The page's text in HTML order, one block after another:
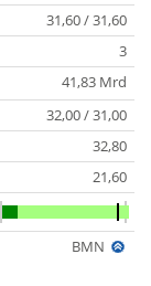
31,60 / 31,60
3
41,83 Mrd
32,00 / 31,00
32,80
21,60
BMN